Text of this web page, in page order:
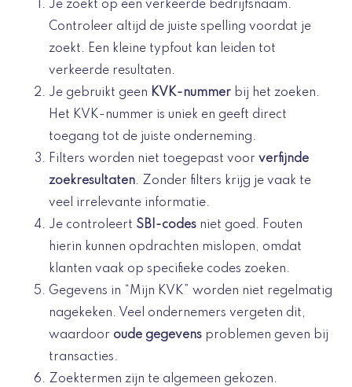
Je zoekt op een verkeerde bedrijfsnaam.
Controleer altijd de juiste spelling voordat je
zoekt. Een kleine typfout kan leiden tot
verkeerde resultaten.
Je gebruikt geen KVK-nummer bij het zoeken.
Het KVK-nummer is uniek en geeft direct
toegang tot de juiste onderneming.
Filters worden niet toegepast voor verfijnde
zoekresultaten. Zonder filters krijg je vaak te
veel irrelevante informatie.
Je controleert SBI-codes niet goed. Fouten
hierin kunnen opdrachten mislopen, omdat
klanten vaak op specifieke codes zoeken.
Gegevens in “Mijn KVK” worden niet regelmatig
nagekeken. Veel ondernemers vergeten dit,
waardoor oude gegevens problemen geven bij
transacties.
Zoektermen zijn te algemeen gekozen.